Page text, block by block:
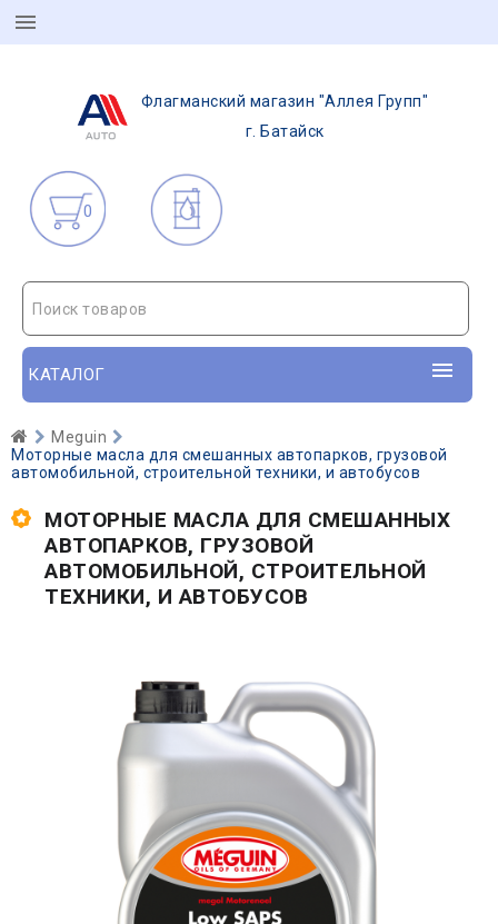
Флагманский магазин "Аллея Групп"
г. Батайск
0
Поиск товаров
КАТАЛОГ
Meguin
Моторные масла для смешанных автопарков, грузовой
автомобильной, строительной техники, и автобусов
МОТОРНЫЕ МАСЛА ДЛЯ СМЕШАННЫХ
АВТОПАРКОВ, ГРУЗОВОЙ
АВТОМОБИЛЬНОЙ, СТРОИТЕЛЬНОЙ
ТЕХНИКИ, И АВТОБУСОВ